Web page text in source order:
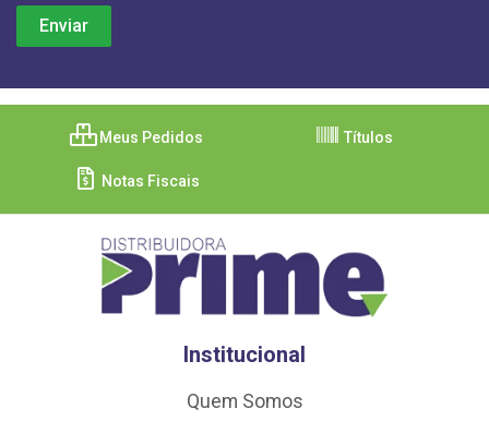
Meus Pedidos Títulos
Notas Fiscais
Institucional
Quem Somos